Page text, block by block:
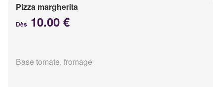
Pizza margherita
Dès 10.00 €
Base tomate, fromage